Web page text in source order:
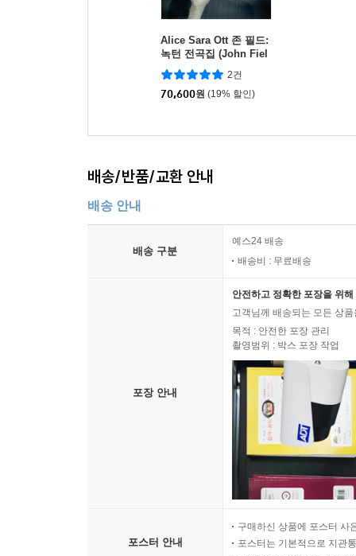
Alice Sara Ott 존 필드:
녹턴 전곡집 (John Fiel
d: Complete Nocturne
s) [2LP]
2건
70,600원 (19% 할인)
배송/반품/교환 안내
배송 안내
배송 구분
예스24 배송
배송비 : 무료배송
포장 안내
안전하고 정확한 포장을 위
고객님께 배송되는 모든 상
목적 : 안전한 포장 관리
촬영범위 : 박스 포장 작업
포스터 안내
구매하신 상품에 포스터 사
포스터는 기본적으로 지관